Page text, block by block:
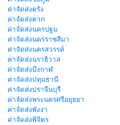
ค่าจัดส่งตรัง
ค่าจัดส่งตาก
ค่าจัดส่งนครปฐม
ค่าจัดส่งนครราชสีมา
ค่าจัดส่งนครสวรรค์
ค่าจัดส่งนราธิวาส
ค่าจัดส่งบึงกาฬ
ค่าจัดส่งปทุมธานี
ค่าจัดส่งปราจีนบุรี
ค่าจัดส่งพระนครศรีอยุธยา
ค่าจัดส่งพังงา
ค่าจัดส่งพิจิตร